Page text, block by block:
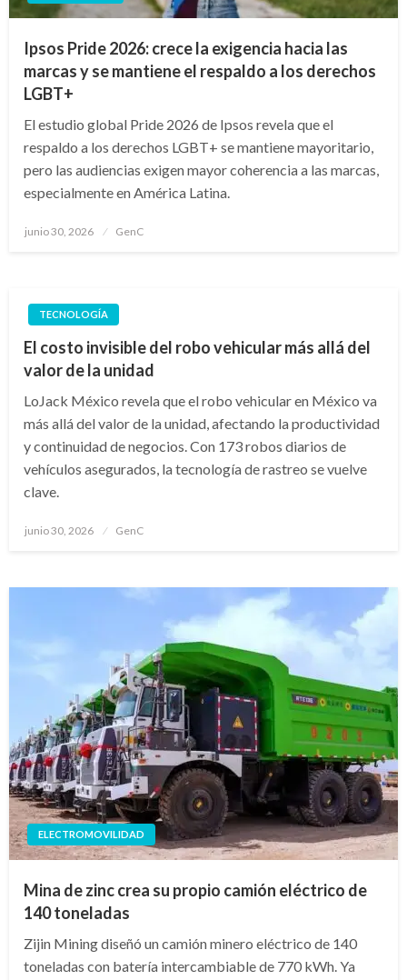
Ipsos Pride 2026: crece la exigencia hacia las
marcas y se mantiene el respaldo a los derechos
LGBT+
El estudio global Pride 2026 de Ipsos revela que el
respaldo a los derechos LGBT+ se mantiene mayoritario,
pero las audiencias exigen mayor coherencia a las marcas,
especialmente en América Latina.
Publicado
junio 30, 2026 GenC
TECNOLOGÍA
El costo invisible del robo vehicular más allá del
valor de la unidad
LoJack México revela que el robo vehicular en México va
más allá del valor de la unidad, afectando la productividad
y continuidad de negocios. Con 173 robos diarios de
vehículos asegurados, la tecnología de rastreo se vuelve
clave.
Publicado
junio 30, 2026 GenC
ELECTROMOVILIDAD
Mina de zinc crea su propio camión eléctrico de
140 toneladas
Zijin Mining diseñó un camión minero eléctrico de 140
toneladas con batería intercambiable de 770 kWh. Ya